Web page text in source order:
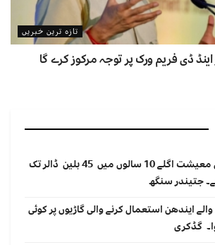
تازہ ترین خبریں
ڈی فریم ورک پر توجہ مرکوز کرے گا
بھارت کی خلائی معیشت اگلے 10 سالوں میں 45 بلین ڈالر تک
جتیندر سنگھ
ایندھن استعمال کرنے والی گاڑیوں پر کوئی
گڈکری